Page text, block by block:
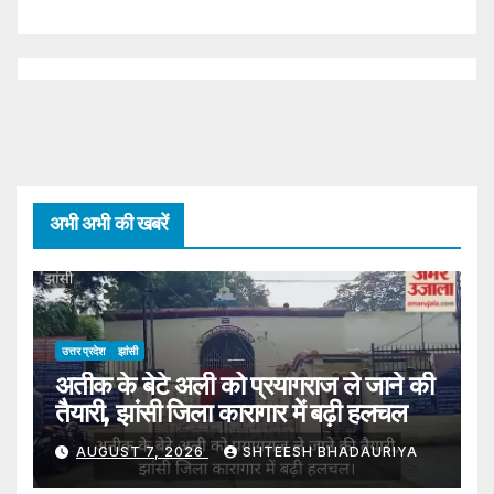
अभी अभी की खबरें
उत्तर प्रदेश झांसी
अतीक के बेटे अली को प्रयागराज ले जाने की
तैयारी, झांसी जिला कारागार में बढ़ी हलचल
AUGUST 7, 2026 SHTEESH BHADAURIYA